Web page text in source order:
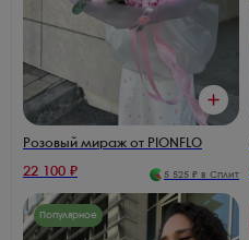
Розовый мираж от PIONFLO
22 100 ₽ 5 525 ₽ в Сплит
Популярное